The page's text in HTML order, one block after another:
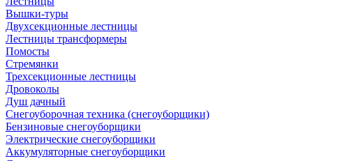
Вышки-туры
Двухсекционные лестницы
Лестницы трансформеры
Помосты
Стремянки
Трехсекционные лестницы
Дровоколы
Душ дачный
Снегоуборочная техника (снегоуборщики)
Бензиновые снегоуборщики
Электрические снегоуборщики
Аккумуляторные снегоуборщики